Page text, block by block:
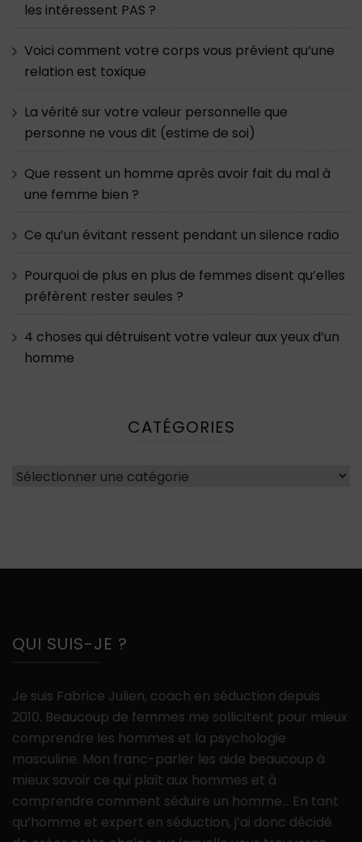
les intéressent PAS ?
Voici comment votre corps vous prévient qu’une
relation est toxique
La vérité sur votre valeur personnelle que
personne ne vous dit (estime de soi)
Que ressent un homme après avoir fait du mal à
une femme bien ?
Ce qu’un évitant ressent pendant un silence radio
Pourquoi de plus en plus de femmes disent qu’elles
préfèrent rester seules ?
4 choses qui détruisent votre valeur aux yeux d’un
homme
CATÉGORIES
Catégories
QUI SUIS-JE ?
Je suis Fabrice Julien, coach en séduction depuis
2010. Beaucoup de femmes me sollicitent pour mieux
comprendre les hommes et la psychologie
masculine. Mon franc-parler les aide beaucoup à
mieux savoir ce qui plaît aux hommes et à
comprendre comment séduire un homme… En tant
qu’homme et expert en séduction, j’ai donc décidé